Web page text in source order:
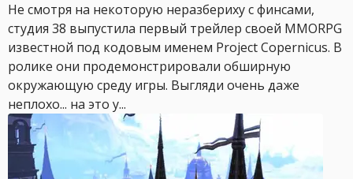
Не смотря на некоторую неразбериху с финсами,
студия 38 выпустила первый трейлер своей MMORPG
известной под кодовым именем Project Copernicus. В
ролике они продемонстрировали обширную
окружающую среду игры. Выгляди очень даже
неплохо... на это у...